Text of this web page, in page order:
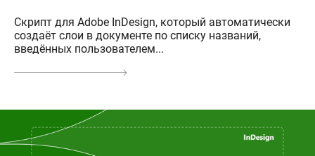
Скрипт для Adobe InDesign, который автоматически
создаёт слои в документе по списку названий,
введённых пользователем...